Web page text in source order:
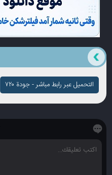
التحميل عبر رابط مباشر - جودة ۷۲۰